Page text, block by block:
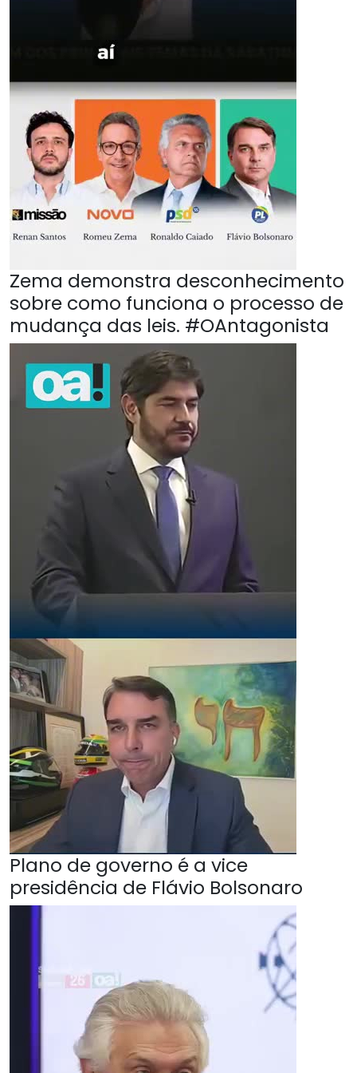
Zema demonstra desconhecimento
sobre como funciona o processo de
mudança das leis. #OAntagonista
Plano de governo é a vice
presidência de Flávio Bolsonaro